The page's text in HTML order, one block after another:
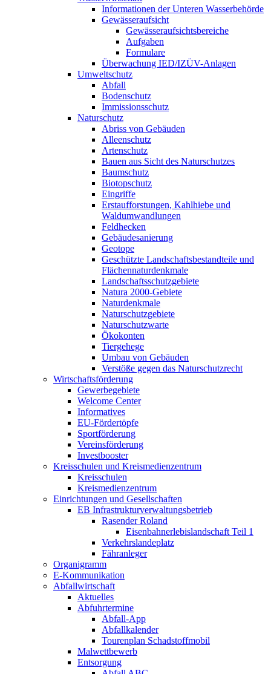
Informationen der Unteren Wasserbehörde
Gewässeraufsicht
Gewässeraufsichtsbereiche
Aufgaben
Formulare
Überwachung IED/IZÜV-Anlagen
Umweltschutz
Abfall
Bodenschutz
Immissionsschutz
Naturschutz
Abriss von Gebäuden
Alleenschutz
Artenschutz
Bauen aus Sicht des Naturschutzes
Baumschutz
Biotopschutz
Eingriffe
Erstaufforstungen, Kahlhiebe und
Waldumwandlungen
Feldhecken
Gebäudesanierung
Geotope
Geschützte Landschaftsbestandteile und
Flächennaturdenkmale
Landschaftsschutzgebiete
Natura 2000-Gebiete
Naturdenkmale
Naturschutzgebiete
Naturschutzwarte
Ökokonten
Tiergehege
Umbau von Gebäuden
Verstöße gegen das Naturschutzrecht
Wirtschaftsförderung
Gewerbegebiete
Welcome Center
Informatives
EU-Fördertöpfe
Sportförderung
Vereinsförderung
Investbooster
Kreisschulen und Kreismedienzentrum
Kreisschulen
Kreismedienzentrum
Einrichtungen und Gesellschaften
EB Infrastruktur­verwaltungsbetrieb
Rasender Roland
Eisenbahnerlebis­landschaft Teil 1
Verkehrslandeplatz
Fähranleger
Organigramm
E-Kommunikation
Abfallwirtschaft
Aktuelles
Abfuhrtermine
Abfall-App
Abfallkalender
Tourenplan Schadstoffmobil
Malwettbewerb
Entsorgung